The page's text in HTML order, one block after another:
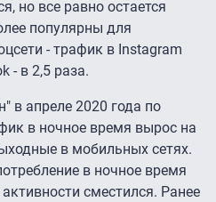
но все равно остается
популярны для
- трафик в Instagram
- в 2,5 раза.
в апреле 2020 года по
в ночное время вырос на
в мобильных сетях.
в ночное время
сместился. Ранее